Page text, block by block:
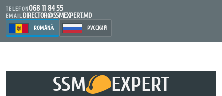
TELEFON068 11 84 55
EMAIL DIRECTOR@SSMEXPERT.MD
ROMÂNĂ РУССКИЙ
SSM EXPERT